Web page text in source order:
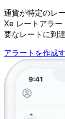
通貨が特定のレ
Xe レートアラ
要なレートに到
アラートを作成